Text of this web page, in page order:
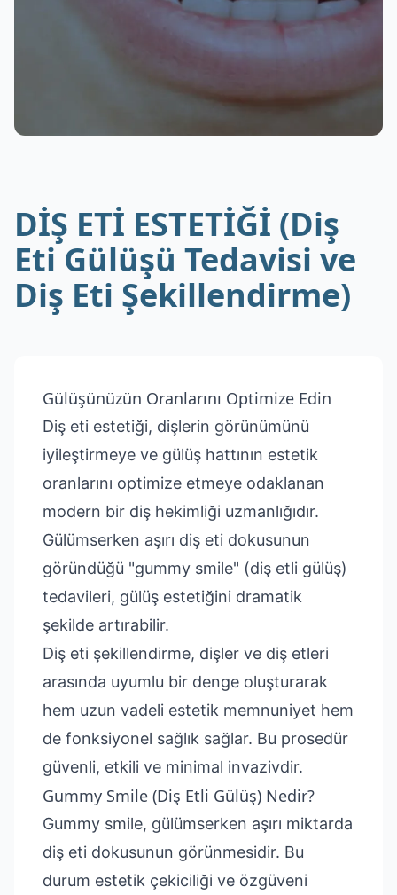
DİŞ ETİ ESTETİĞİ (Diş
Eti Gülüşü Tedavisi ve
Diş Eti Şekillendirme)
Gülüşünüzün Oranlarını Optimize Edin
Diş eti estetiği, dişlerin görünümünü
iyileştirmeye ve gülüş hattının estetik
oranlarını optimize etmeye odaklanan
modern bir diş hekimliği uzmanlığıdır.
Gülümserken aşırı diş eti dokusunun
göründüğü "gummy smile" (diş etli gülüş)
tedavileri, gülüş estetiğini dramatik
şekilde artırabilir.
Diş eti şekillendirme, dişler ve diş etleri
arasında uyumlu bir denge oluşturarak
hem uzun vadeli estetik memnuniyet hem
de fonksiyonel sağlık sağlar. Bu prosedür
güvenli, etkili ve minimal invazivdir.
Gummy Smile (Diş Etli Gülüş) Nedir?
Gummy smile, gülümserken aşırı miktarda
diş eti dokusunun görünmesidir. Bu
durum estetik çekiciliği ve özgüveni